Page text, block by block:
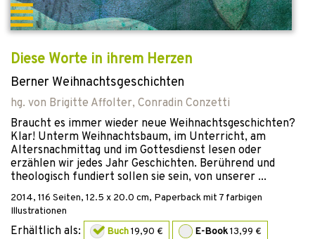
Diese Worte in ihrem Herzen
Berner Weihnachtsgeschichten
hg. von Brigitte Affolter, Conradin Conzetti
Braucht es immer wieder neue Weihnachtsgeschichten?
Klar! Unterm Weihnachtsbaum, im Unterricht, am
Altersnachmittag und im Gottesdienst lesen oder
erzählen wir jedes Jahr Geschichten. Berührend und
theologisch fundiert sollen sie sein, von unserer ...
2014, 116 Seiten, 12.5 x 20.0 cm, Paperbackmit 7 farbigen
Illustrationen
Erhältlich als: Buch19,90 € E-Book13,99 €